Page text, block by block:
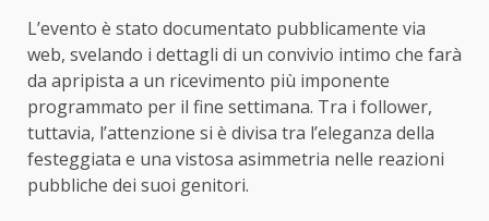
L’evento è stato documentato pubblicamente via
web, svelando i dettagli di un convivio intimo che farà
da apripista a un ricevimento più imponente
programmato per il fine settimana. Tra i follower,
tuttavia, l’attenzione si è divisa tra l’eleganza della
festeggiata e una vistosa asimmetria nelle reazioni
pubbliche dei suoi genitori.